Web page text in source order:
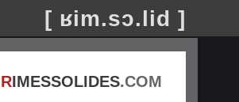
[ ʁim.sɔ.lid ]
RIMESSOLIDES.COM